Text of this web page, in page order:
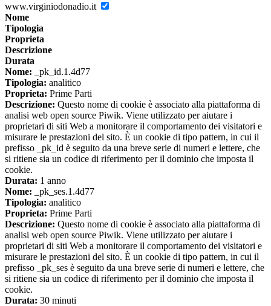
www.virginiodonadio.it
Nome
Tipologia
Proprieta
Descrizione
Durata
Nome: _pk_id.1.4d77
Tipologia: analitico
Proprieta: Prime Parti
Descrizione: Questo nome di cookie è associato alla piattaforma di
analisi web open source Piwik. Viene utilizzato per aiutare i
proprietari di siti Web a monitorare il comportamento dei visitatori e
misurare le prestazioni del sito. È un cookie di tipo pattern, in cui il
prefisso _pk_id è seguito da una breve serie di numeri e lettere, che
si ritiene sia un codice di riferimento per il dominio che imposta il
cookie.
Durata: 1 anno
Nome: _pk_ses.1.4d77
Tipologia: analitico
Proprieta: Prime Parti
Descrizione: Questo nome di cookie è associato alla piattaforma di
analisi web open source Piwik. Viene utilizzato per aiutare i
proprietari di siti Web a monitorare il comportamento dei visitatori e
misurare le prestazioni del sito. È un cookie di tipo pattern, in cui il
prefisso _pk_ses è seguito da una breve serie di numeri e lettere, che
si ritiene sia un codice di riferimento per il dominio che imposta il
cookie.
Durata: 30 minuti